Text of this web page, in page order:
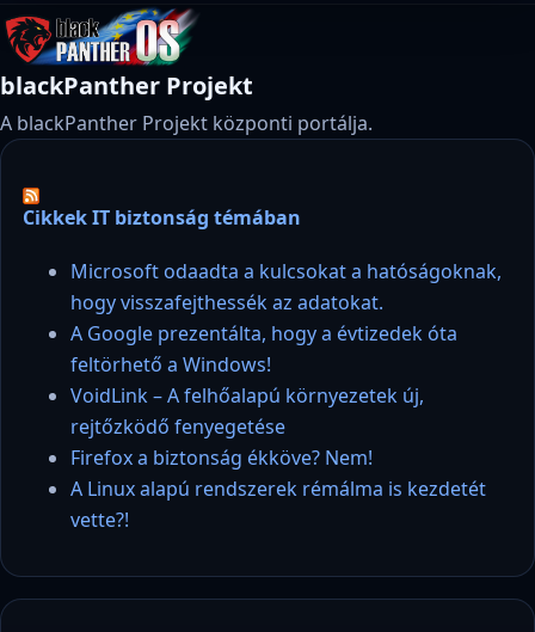
blackPanther Projekt
A blackPanther Projekt központi portálja.
Cikkek IT biztonság témában
Microsoft odaadta a kulcsokat a hatóságoknak,
hogy visszafejthessék az adatokat.
A Google prezentálta, hogy a évtizedek óta
feltörhető a Windows!
VoidLink – A felhőalapú környezetek új,
rejtőzködő fenyegetése
Firefox a biztonság ékköve? Nem!
A Linux alapú rendszerek rémálma is kezdetét
vette?!